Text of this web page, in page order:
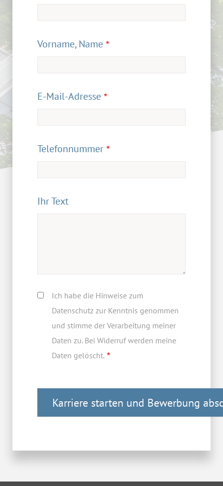
Vorname, Name
E-Mail-Adresse
Telefonnummer
Ihr Text
Ich habe die Hinweise zum
Datenschutz zur Kenntnis genommen
und stimme der Verarbeitung meiner
Daten zu. Bei Widerruf werden meine
Daten gelöscht.